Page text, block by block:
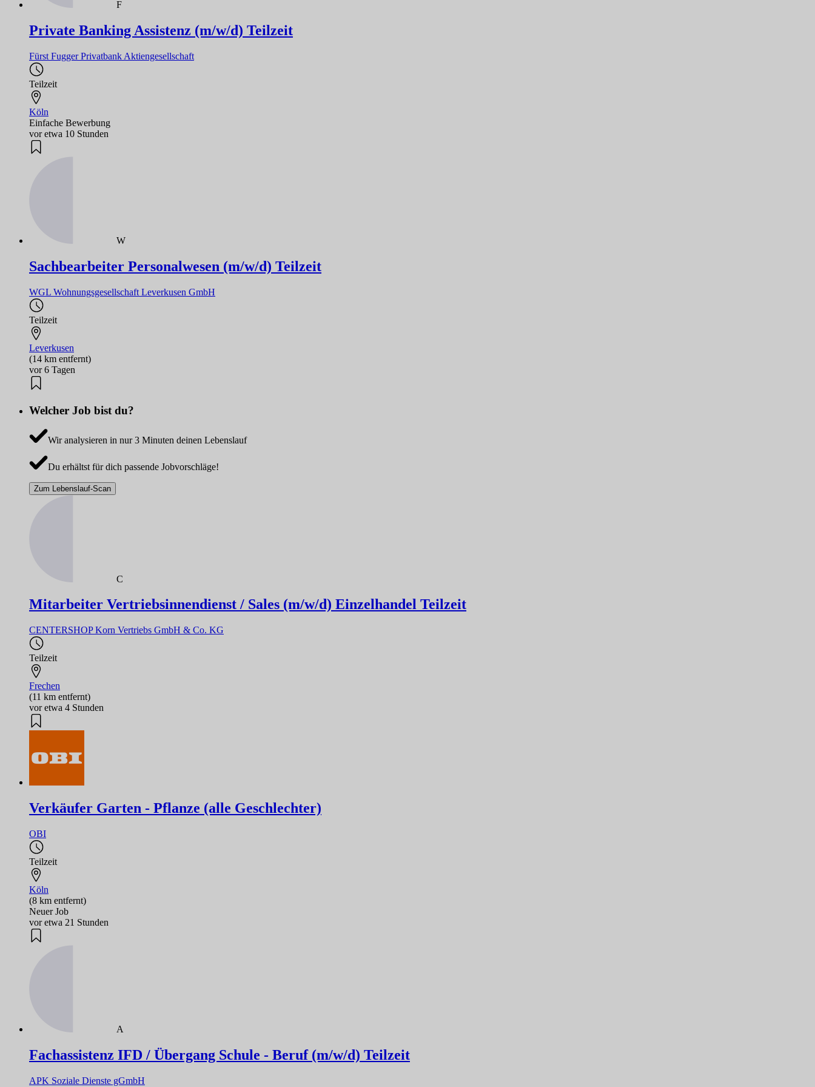
F
Private Banking Assistenz (m/w/d) Teilzeit
Fürst Fugger Privatbank Aktiengesellschaft
Teilzeit
Köln
Einfache Bewerbung
vor etwa 10 Stunden
W
Sachbearbeiter Personalwesen (m/w/d) Teilzeit
WGL Wohnungsgesellschaft Leverkusen GmbH
Teilzeit
Leverkusen
(14 km entfernt)
vor 6 Tagen
Welcher Job bist du?
Wir analysieren in nur 3 Minuten deinen Lebenslauf
Du erhältst für dich passende Jobvorschläge!
Zum Lebenslauf-Scan
C
Mitarbeiter Vertriebsinnendienst / Sales (m/w/d) Einzelhandel Teilzeit
CENTERSHOP Korn Vertriebs GmbH & Co. KG
Teilzeit
Frechen
(11 km entfernt)
vor etwa 4 Stunden
Verkäufer Garten - Pflanze (alle Geschlechter)
OBI
Teilzeit
Köln
(8 km entfernt)
Neuer Job
vor etwa 21 Stunden
A
Fachassistenz IFD / Übergang Schule - Beruf (m/w/d) Teilzeit
APK Soziale Dienste gGmbH